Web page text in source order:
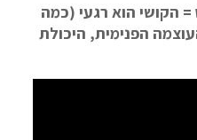
= הקושי הוא רגעי (כמה
הפנימית, היכולת